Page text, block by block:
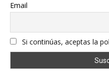
Email
Si continúas, aceptas la